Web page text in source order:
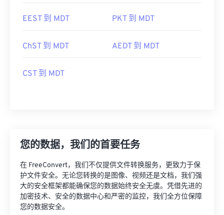
EEST 到 MDT PKT 到 MDT
ChST 到 MDT AEDT 到 MDT
CST 到 MDT
您的数据，我们的首要任务
在 FreeConvert，我们不仅提供文件转换服务，更致力于保
护文件安全。无论您转换的是图像、视频还是文档，我们强
大的安全框架都能确保您的数据始终安全无虞。凭借先进的
加密技术、安全的数据中心和严密的监控，我们全方位保障
您的数据安全。